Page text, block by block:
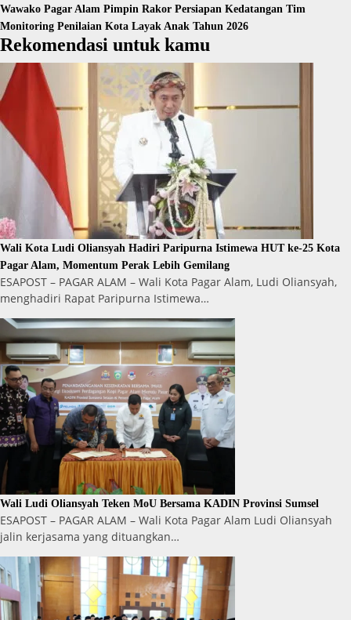
Wawako Pagar Alam Pimpin Rakor Persiapan Kedatangan Tim
Monitoring Penilaian Kota Layak Anak Tahun 2026
Rekomendasi untuk kamu
Wali Kota Ludi Oliansyah Hadiri Paripurna Istimewa HUT ke-25 Kota
Pagar Alam, Momentum Perak Lebih Gemilang
ESAPOST – PAGAR ALAM – Wali Kota Pagar Alam, Ludi Oliansyah,
menghadiri Rapat Paripurna Istimewa…
Wali Ludi Oliansyah Teken MoU Bersama KADIN Provinsi Sumsel
ESAPOST – PAGAR ALAM – Wali Kota Pagar Alam Ludi Oliansyah
jalin kerjasama yang dituangkan…